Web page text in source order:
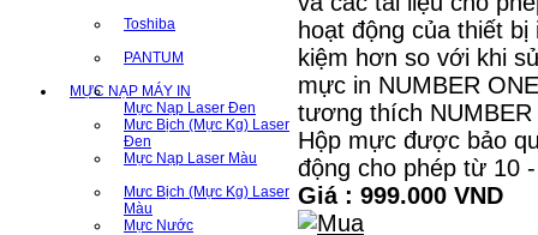
Toshiba
PANTUM
MỰC NẠP MÁY IN
Mực Nạp Laser Đen
Mưc Bịch (Mực Kg) Laser
Đen
Mực Nạp Laser Màu
Mưc Bịch (Mực Kg) Laser
Màu
Mực Nước
hoạt động của thiết
kiệm hơn so với khi
mực in NUMBER
tương thích
Hộp mực được bảo
động cho phép từ 10
Giá : 999.000 VND